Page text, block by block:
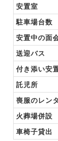
安置室
駐車場台数
安置中の面
送迎バス
付き添い安
託児所
喪服のレン
火葬場併設
車椅子貸出